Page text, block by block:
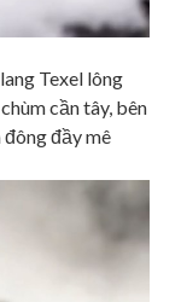
Texel lông
cần tây, bên
đầy mê